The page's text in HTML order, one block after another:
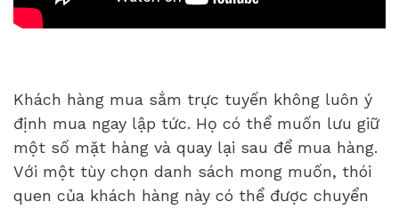
Khách hàng mua sắm trực tuyến không luôn ý
định mua ngay lập tức. Họ có thể muốn lưu giữ
một số mặt hàng và quay lại sau để mua hàng.
Với một tùy chọn danh sách mong muốn, thói
quen của khách hàng này có thể được chuyển